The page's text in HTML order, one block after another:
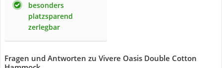
besonders
platzsparend
zerlegbar
Fragen und Antworten zu Vivere Oasis Double Cotton